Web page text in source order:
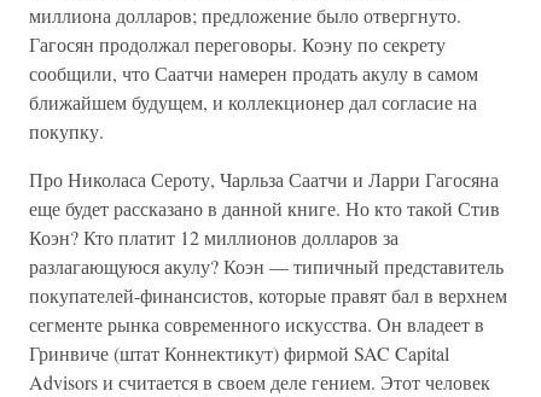
миллиона долларов; предложение было отвергнуто.
Гагосян продолжал переговоры. Коэну по секрету
сообщили, что Саатчи намерен продать акулу в самом
ближайшем будущем, и коллекционер дал согласие на
покупку.
Про Николаса Сероту, Чарльза Саатчи и Ларри Гагосяна
еще будет рассказано в данной книге. Но кто такой Стив
Коэн? Кто платит 12 миллионов долларов за
разлагающуюся акулу? Коэн — типичный представитель
покупателей-финансистов, которые правят бал в верхнем
сегменте рынка современного искусства. Он владеет в
Гринвиче (штат Коннектикут) фирмой SAC Capital
Advisors и считается в своем деле гением. Этот человек